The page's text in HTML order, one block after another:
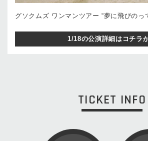
グソクムズ ワンマンツアー “夢に飛びのっ
1/18の公演詳細はコチラ
TICKET INFO